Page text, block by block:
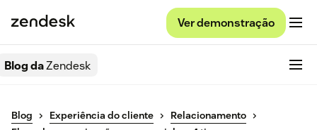
Ver demonstração
Blog daZendesk
Blog Experiência do cliente
Relacionamento